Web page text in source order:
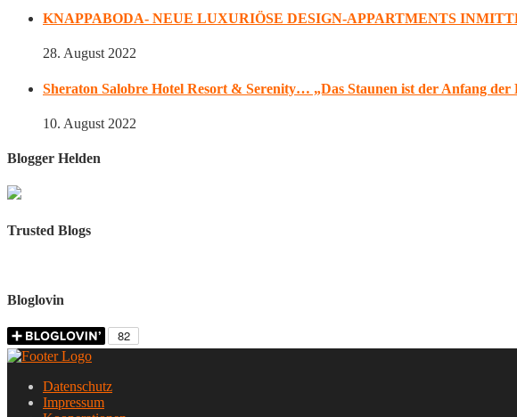
KNAPPABODA- NEUE LUXURIÖSE DESIGN-APPARTMENTS
28. August 2022
Sheraton Salobre Hotel Resort & Serenity… „Das Staunen ist der Anfang der
10. August 2022
Blogger Helden
Trusted Blogs
Bloglovin
Datenschutz
Impressum